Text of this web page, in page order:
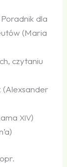
dla
(Maria
czytaniu
(Alexsander
XIV)